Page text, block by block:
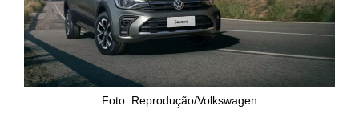
Foto: Reprodução/Volkswagen